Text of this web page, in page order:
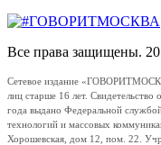
Все права защищены.
Сетевое издание
лиц старше 16 лет.
года выдано Федеральной
технологий и массовых
Хорошевская, дом 12, пом. 22.